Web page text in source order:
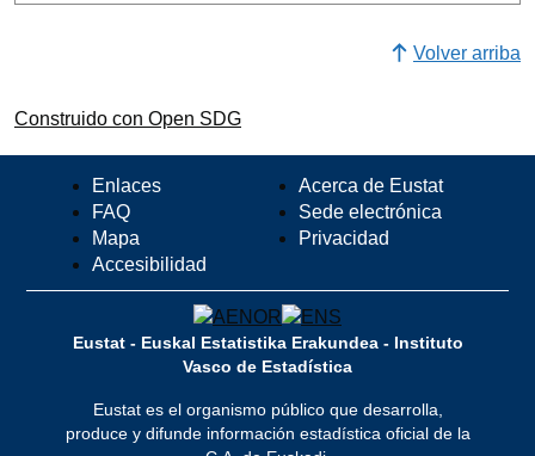
Volver arriba
Construido con Open SDG
Enlaces
FAQ
Mapa
Accesibilidad
Acerca de Eustat
Sede electrónica
Privacidad
Eustat - Euskal Estatistika Erakundea - Instituto
Vasco de Estadística
Eustat es el organismo público que desarrolla,
produce y difunde información estadística oficial de la